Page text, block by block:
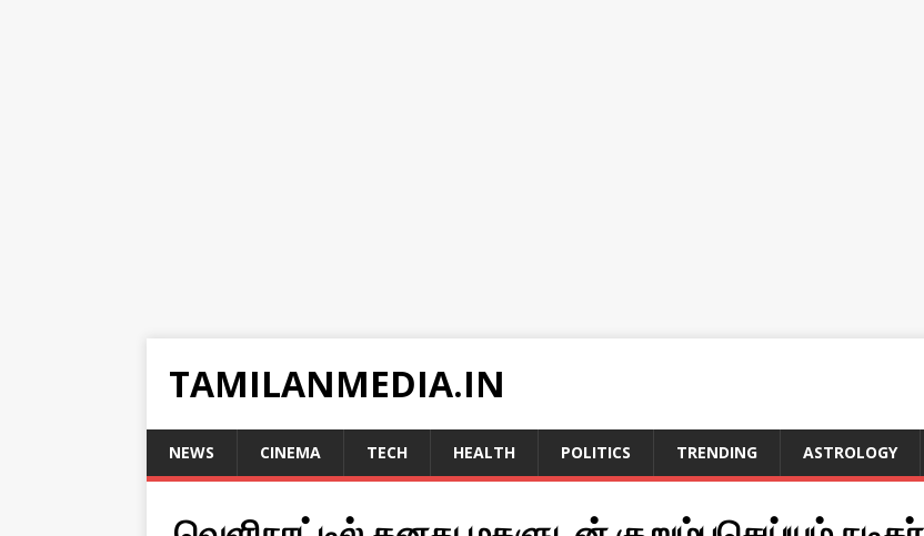
TAMILANMEDIA.IN
NEWS CINEMA TECH HEALTH POLITICS TRENDING ASTROLOGY